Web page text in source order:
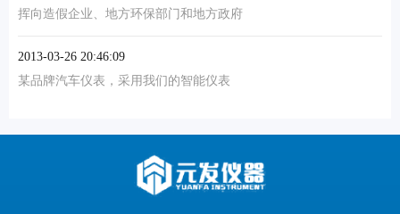
挥向造假企业、地方环保部门和地方政府
2013-03-26 20:46:09
某品牌汽车仪表，采用我们的智能仪表